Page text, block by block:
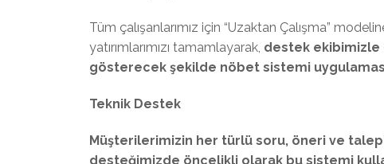
Tüm çalışanlarımız için “Uzaktan Çalışma”
yatırımlarımızı tamamlayarak, destek ekibimizle
gösterecek şekilde nöbet sistemi
Teknik Destek
Müşterilerimizin her türlü soru, öneri ve
desteğimizde öncelikli olarak bu sistemi